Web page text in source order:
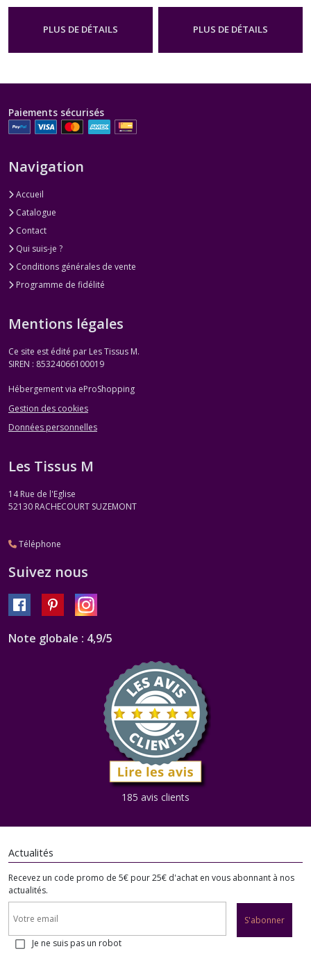
PLUS DE DÉTAILS PLUS DE DÉTAILS
Paiements sécurisés
Navigation
Accueil
Catalogue
Contact
Qui suis-je ?
Conditions générales de vente
Programme de fidélité
Mentions légales
Ce site est édité par Les Tissus M.
SIREN : 85324066100019
Hébergement via eProShopping
Gestion des cookies
Données personnelles
Les Tissus M
14 Rue de l'Eglise
52130 RACHECOURT SUZEMONT
Téléphone
Suivez nous
Note globale : 4,9/5
185 avis clients
Actualités
Recevez un code promo de 5€ pour 25€ d'achat en vous abonnant à nos
actualités.
S'abonner
Je ne suis pas un robot